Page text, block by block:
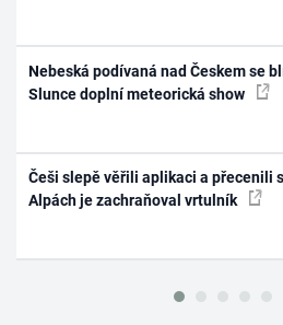
Nebeská podívaná nad Českem se
Slunce doplní meteorická show
Češi slepě věřili aplikaci a přecenili
Alpách je zachraňoval vrtulník